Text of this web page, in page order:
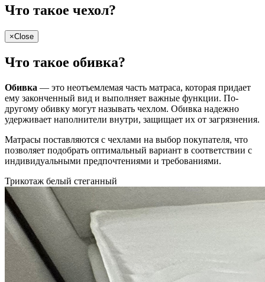
Что такое чехол?
×Close
Что такое обивка?
Обивка — это неотъемлемая часть матраса, которая придает
ему законченный вид и выполняет важные функции. По-
другому обивку могут называть чехлом. Обивка надежно
удерживает наполнители внутри, защищает их от загрязнения.
Матрасы поставляются с чехлами на выбор покупателя, что
позволяет подобрать оптимальный вариант в соответствии с
индивидуальными предпочтениями и требованиями.
Трикотаж белый стеганный